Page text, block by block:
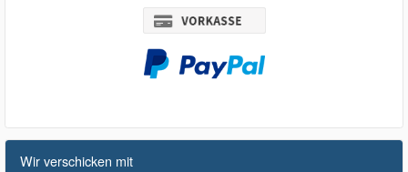
Wir verschicken mit